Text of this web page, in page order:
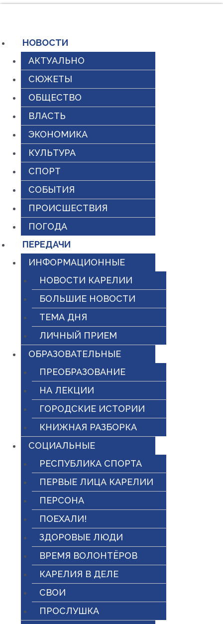
содержимому
НОВОСТИ
АКТУАЛЬНО
СЮЖЕТЫ
ОБЩЕСТВО
ВЛАСТЬ
ЭКОНОМИКА
КУЛЬТУРА
СПОРТ
СОБЫТИЯ
ПРОИСШЕСТВИЯ
ПОГОДА
ПЕРЕДАЧИ
ИНФОРМАЦИОННЫЕ
НОВОСТИ КАРЕЛИИ
БОЛЬШИЕ НОВОСТИ
ТЕМА ДНЯ
ЛИЧНЫЙ ПРИЕМ
ОБРАЗОВАТЕЛЬНЫЕ
ПРЕОБРАЗОВАНИЕ
НА ЛЕКЦИИ
ГОРОДСКИЕ ИСТОРИИ
КНИЖНАЯ РАЗБОРКА
СОЦИАЛЬНЫЕ
РЕСПУБЛИКА СПОРТА
ПЕРВЫЕ ЛИЦА КАРЕЛИИ
ПЕРСОНА
ПОЕХАЛИ!
ЗДОРОВЫЕ ЛЮДИ
ВРЕМЯ ВОЛОНТЁРОВ
КАРЕЛИЯ В ДЕЛЕ
СВОИ
ПРОСЛУШКА